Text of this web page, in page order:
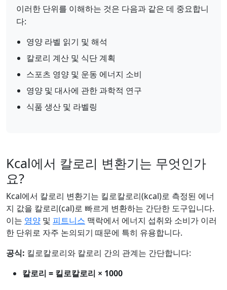
이러한 단위를 이해하는 것은 다음과 같은 데 중요합니
다:
영양 라벨 읽기 및 해석
칼로리 계산 및 식단 계획
스포츠 영양 및 운동 에너지 소비
영양 및 대사에 관한 과학적 연구
식품 생산 및 라벨링
Kcal에서 칼로리 변환기는 무엇인가
요?
Kcal에서 칼로리 변환기는 킬로칼로리(kcal)로 측정된 에너
지 값을 칼로리(cal)로 빠르게 변환하는 간단한 도구입니다.
이는 영양 및 피트니스 맥락에서 에너지 섭취와 소비가 이러
한 단위로 자주 논의되기 때문에 특히 유용합니다.
공식: 킬로칼로리와 칼로리 간의 관계는 간단합니다:
칼로리 = 킬로칼로리 × 1000